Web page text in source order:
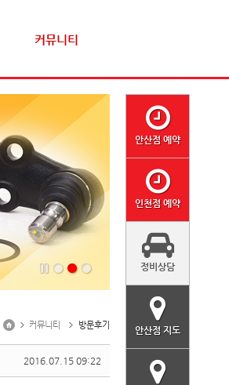
커뮤니티
커뮤니티 방문후기
2016.07.15 09:22
안산점 예약
인천점 예약
정비상담
안산점 지도